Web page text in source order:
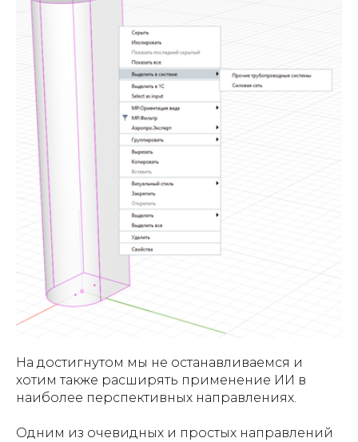
На достигнутом мы не останавливаемся и
хотим также расширять применение ИИ в
наиболее перспективных направлениях.
Одним из очевидных и простых направлений